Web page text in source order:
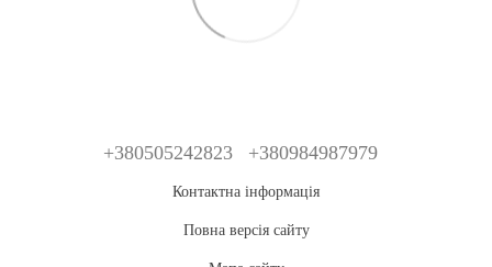
+380505242823 +380984987979
Контактна інформація
Повна версія сайту